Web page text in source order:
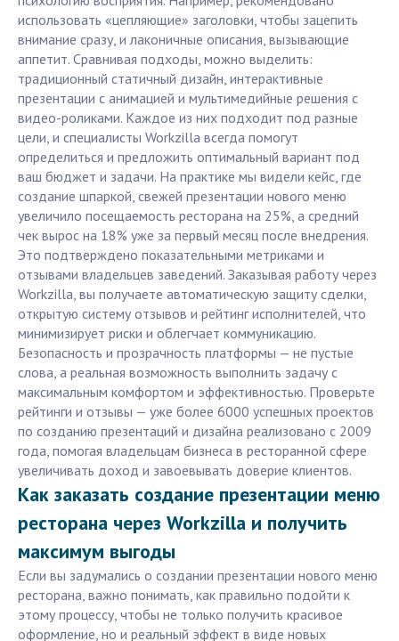
использовать «цепляющие» заголовки, чтобы зацепить
внимание сразу, и лаконичные описания, вызывающие
аппетит. Сравнивая подходы, можно выделить:
традиционный статичный дизайн, интерактивные
презентации с анимацией и мультимедийные решения с
видео-роликами. Каждое из них подходит под разные
цели, и специалисты Workzilla всегда помогут
определиться и предложить оптимальный вариант под
ваш бюджет и задачи. На практике мы видели кейс, где
создание шпаркой, свежей презентации нового меню
увеличило посещаемость ресторана на 25%, а средний
чек вырос на 18% уже за первый месяц после внедрения.
Это подтверждено показательными метриками и
отзывами владельцев заведений. Заказывая работу через
Workzilla, вы получаете автоматическую защиту сделки,
открытую систему отзывов и рейтинг исполнителей, что
минимизирует риски и облегчает коммуникацию.
Безопасность и прозрачность платформы — не пустые
слова, а реальная возможность выполнить задачу с
максимальным комфортом и эффективностью. Проверьте
рейтинги и отзывы — уже более 6000 успешных проектов
по созданию презентаций и дизайна реализовано с 2009
года, помогая владельцам бизнеса в ресторанной сфере
увеличивать доход и завоевывать доверие клиентов.
Как заказать создание презентации меню
ресторана через Workzilla и получить
максимум выгоды
Если вы задумались о создании презентации нового меню
ресторана, важно понимать, как правильно подойти к
этому процессу, чтобы не только получить красивое
оформление, но и реальный эффект в виде новых